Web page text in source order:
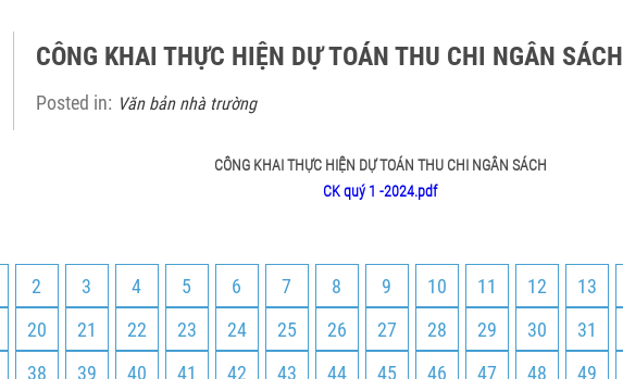
CÔNG KHAI THỰC HIỆN DỰ TOÁN THU CHI NGÂN SÁCH
Posted in: Văn bản nhà trường
CÔNG KHAI THỰC HIỆN DỰ TOÁN THU CHI NGÂN SÁCH
CK quý 1 -2024.pdf
2 3 4 5 6 7 8 9 10 11 12 13
20 21 22 23 24 25 26 27 28 29 30 31
38 39 40 41 42 43 44 45 46 47 48 49